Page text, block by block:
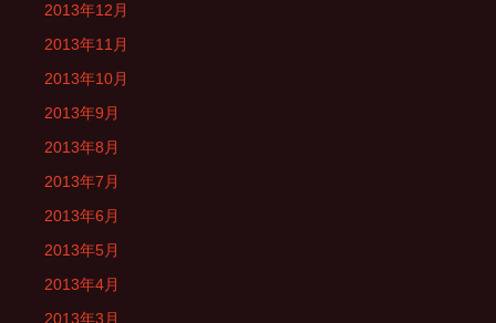
2013年12月
2013年11月
2013年10月
2013年9月
2013年8月
2013年7月
2013年6月
2013年5月
2013年4月
2013年3月